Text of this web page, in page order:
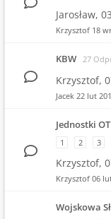
Jarosław,
Krzysztof 18
KBW 27
Krzysztof,
Jacek 22 lut
Jednostki OT
1
2 3
Krzysztof,
Krzysztof 06
Wojskowa